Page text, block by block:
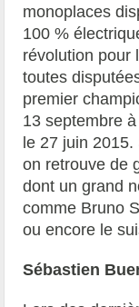
monoplaces
100 %
révolution pour
toutes
premier
13 septembre
le 27 juin
on retrouve de
dont un grand
comme Bruno
ou encore le
Sébastien